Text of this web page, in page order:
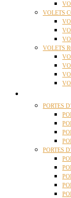
VOLETS
VOLETS
PORTES
PORTES